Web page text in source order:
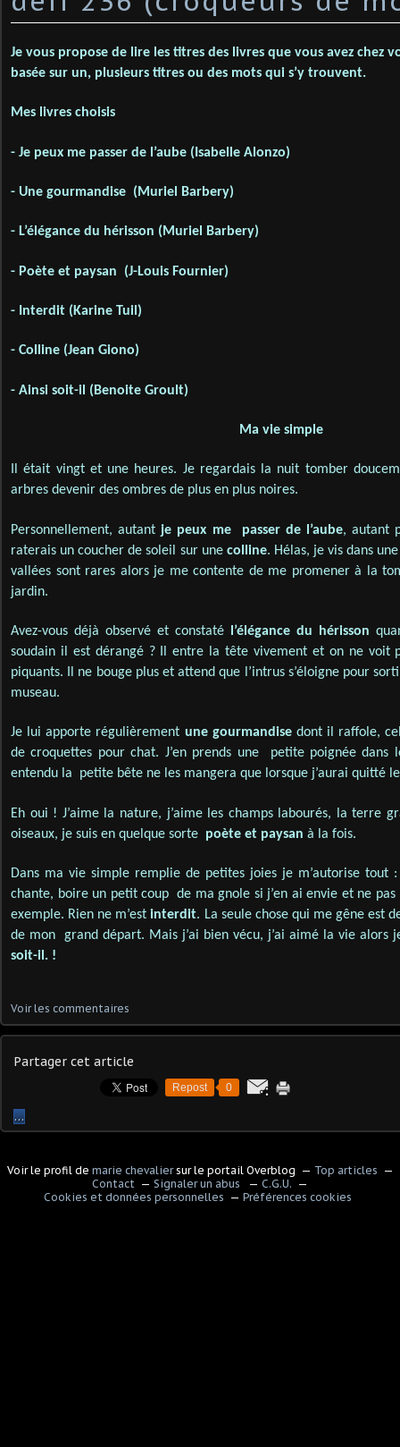
Je vous propose de lire les titres des livres que vous avez chez
basée sur un, plusieurs titres ou des mots qui s’y trouvent.
Mes livres choisis
- Je peux me passer de l’aube (Isabelle Alonzo)
- Une gourmandise (Muriel Barbery)
- L’élégance du hérisson (Muriel Barbery)
- Poète et paysan (J-Louis Fournier)
- Interdit (Karine Tuil)
- Colline (Jean Giono)
- Ainsi soit-il (Benoite Groult)
Ma vie simple
Il était vingt et une heures. Je regardais la nuit tomber
arbres devenir des ombres de plus en plus noires.
Personnellement, autantje peux me passer de l’aube, autant
raterais un coucher de soleil sur une colline. Hélas, je vis dans
vallées sont rares alors je me contente de me promener à la
jardin.
Avez-vous déjà observé et constaté l’élégance du hérisson
soudain il est dérangé ? Il entre la tête vivement et on ne voit
piquants. Il ne bouge plus et attend que l’intrus s’éloigne pour
museau.
Je lui apporte régulièrement une gourmandisedont il raffole,
de croquettes pour chat. J’en prends une petite poignée dans
entendu la petite bête ne les mangera que lorsque j’aurai quitté
Eh oui ! J’aime la nature, j’aime les champs labourés, la terre
oiseaux, je suis en quelque sorte poète et paysan à la fois.
Dans ma vie simple remplie de petites joies je m’autorise
chante, boire un petit coup de ma gnole si j’en ai envie et ne
exemple. Rien ne m’estinterdit. La seule chose qui me gêne est
de mon grand départ. Mais j’ai bien vécu, j’ai aimé la vie
soit-il. !
Voir les commentaires
Partager cet article
Repost 0
…
Voir le profil de marie chevaliersur le portail Overblog
Top articles
Contact
Signaler un abus
C.G.U.
Cookies et données personnelles
Préférences cookies